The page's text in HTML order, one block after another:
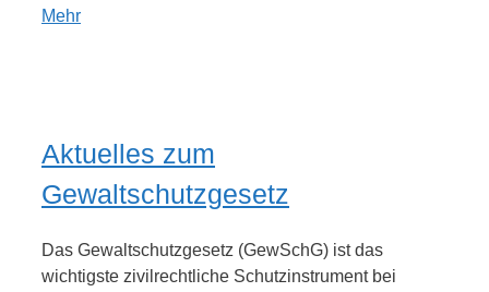
Mehr
Aktuelles zum
Gewaltschutzgesetz
Das Gewaltschutzgesetz (GewSchG) ist das
wichtigste zivilrechtliche Schutzinstrument bei